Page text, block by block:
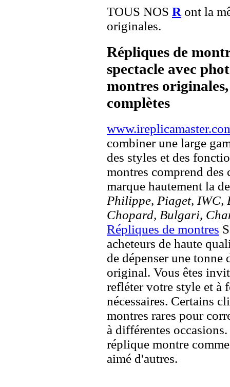
TOUS NOS R ont la
originales.
Répliques de
spectacle avec
montres
complètes
combiner une large
des styles et des
montres comprend des
marque hautement la
Philippe, Piaget, IWC,
Chopard, Bulgari,
Répliques de montres
acheteurs de haute
de dépenser une
original. Vous êtes
refléter votre style et à
nécessaires. Certains
montres rares pour
à différentes
réplique montre
aimé d'autres.